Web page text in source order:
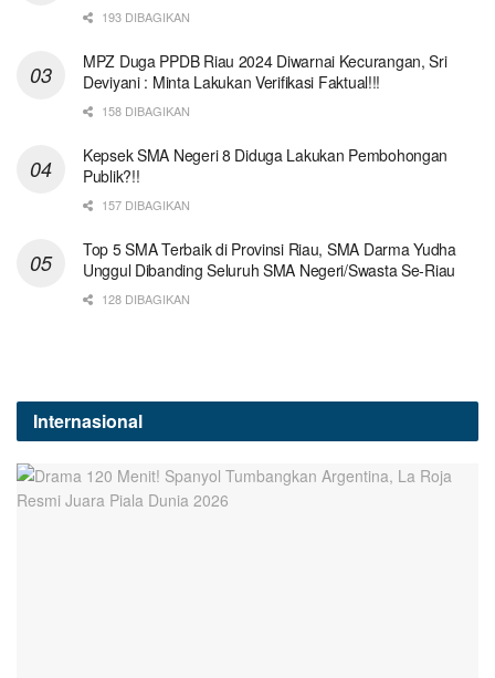
193 DIBAGIKAN
MPZ Duga PPDB Riau 2024 Diwarnai Kecurangan, Sri
Deviyani : Minta Lakukan Verifikasi Faktual!!!
158 DIBAGIKAN
Kepsek SMA Negeri 8 Diduga Lakukan Pembohongan
Publik?!!
157 DIBAGIKAN
Top 5 SMA Terbaik di Provinsi Riau, SMA Darma Yudha
Unggul Dibanding Seluruh SMA Negeri/Swasta Se-Riau
128 DIBAGIKAN
Internasional